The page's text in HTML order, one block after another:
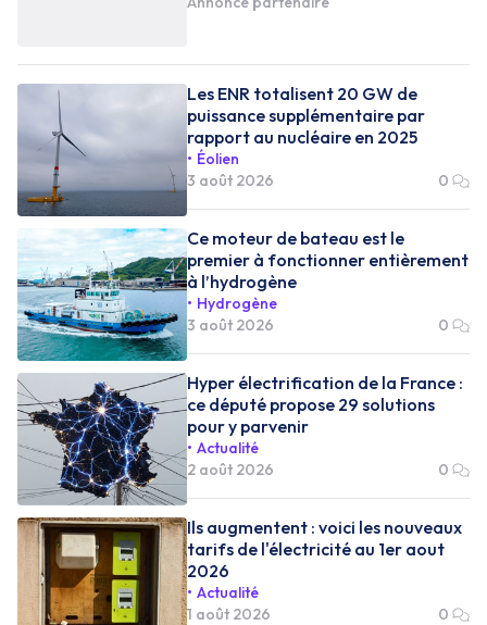
Les ENR totalisent 20 GW de
puissance supplémentaire par
rapport au nucléaire en 2025
Éolien
3 août 2026
0
Ce moteur de bateau est le
premier à fonctionner entièrement
à l’hydrogène
Hydrogène
3 août 2026
0
Hyper électrification de la France :
ce député propose 29 solutions
pour y parvenir
Actualité
2 août 2026
0
Ils augmentent : voici les nouveaux
tarifs de l'électricité au 1er aout
2026
Actualité
1 août 2026
0